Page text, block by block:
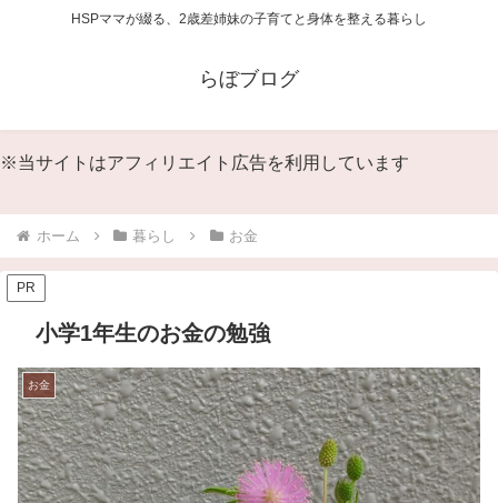
HSPママが綴る、2歳差姉妹の子育てと身体を整える暮らし
らぼブログ
※当サイトはアフィリエイト広告を利用しています
ホーム 暮らし お金
PR
小学1年生のお金の勉強
お金